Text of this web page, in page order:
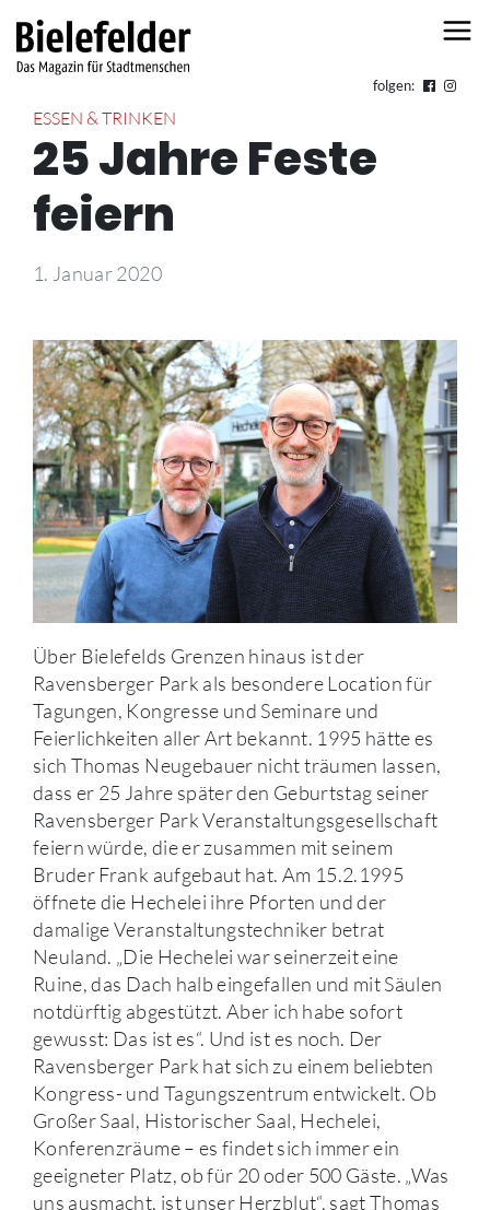
folgen:
ESSEN & TRINKEN
25 Jahre Feste
feiern
1. Januar 2020
Über Bielefelds Grenzen hinaus ist der
Ravensberger Park als besondere Location für
Tagungen, Kongresse und Seminare und
Feierlichkeiten aller Art bekannt. 1995 hätte es
sich Thomas Neugebauer nicht träumen lassen,
dass er 25 Jahre später den Geburtstag seiner
Ravensberger Park Veranstaltungsgesellschaft
feiern würde, die er zusammen mit seinem
Bruder Frank aufgebaut hat. Am 15.2.1995
öffnete die Hechelei ihre Pforten und der
damalige Veranstaltungstechniker betrat
Neuland. „Die Hechelei war seinerzeit eine
Ruine, das Dach halb eingefallen und mit Säulen
notdürftig abgestützt. Aber ich habe sofort
gewusst: Das ist es“. Und ist es noch. Der
Ravensberger Park hat sich zu einem beliebten
Kongress- und Tagungszentrum entwickelt. Ob
Großer Saal, Historischer Saal, Hechelei,
Konferenzräume – es findet sich immer ein
geeigneter Platz, ob für 20 oder 500 Gäste. „Was
uns ausmacht, ist unser Herzblut“, sagt Thomas